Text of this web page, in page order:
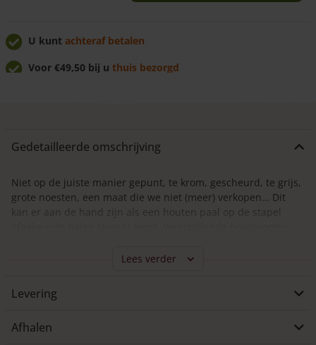
lengtes
U kunt achteraf betalen
Voor €49,50 bij u thuis bezorgd
Gedetailleerde omschrijving
Niet op de juiste manier gepunt, te krom, gescheurd, te grijs,
grote noesten, een maat die we niet (meer) verkopen… Dit
kan er aan de hand zijn als een houten paal op de stapel
heeft u een houten palen nodig en maakt de kleur, de maat
afgekeurde palen: voor €5 per stuk kunt u ze meenemen!
en door ons te laten uitzoeken; wat voor u krom is, zou voor
Lees verder
Levering
Afhalen